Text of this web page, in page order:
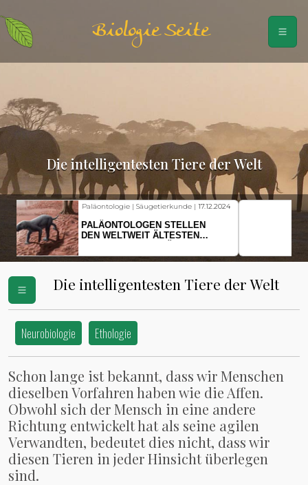
Biologie Seite
Die intelligentesten Tiere der Welt
Fischkunde | Klimawandel |18.11.2024
KLIMAWANDEL SETZT
HERINGSLARVEN UNTER
Die intelligentesten Tiere der Welt
Neurobiologie Ethologie
Schon lange ist bekannt, dass wir Menschen
dieselben Vorfahren haben wie die Affen.
Obwohl sich der Mensch in eine andere
Richtung entwickelt hat als seine agilen
Verwandten, bedeutet dies nicht, dass wir
diesen Tieren in jeder Hinsicht überlegen
sind.